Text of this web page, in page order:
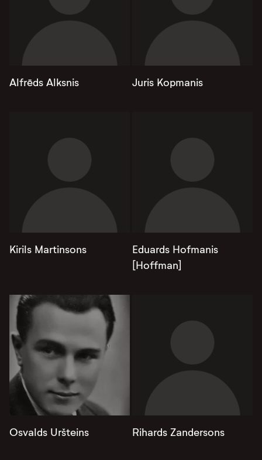
Alfrēds Alksnis Juris Kopmanis
Kirils Martinsons
Eduards Hofmanis
[Hoffman]
Osvalds Uršteins Rihards Zandersons